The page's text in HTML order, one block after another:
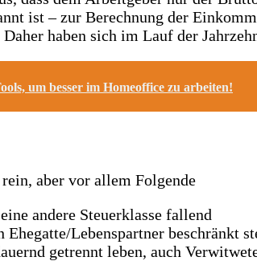
ist – zur Berechnung der
haben sich im Lauf der
um besser im Homeoffice zu arbeiten!
aber vor allem Folgende
andere Steuerklasse fallend
Ehegatte/Lebenspartner beschränkt
getrennt leben, auch